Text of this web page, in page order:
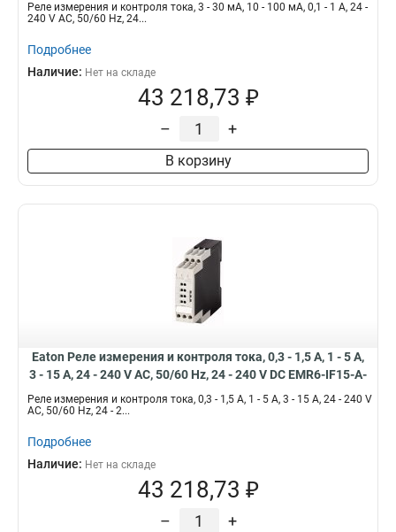
Реле измерения и контроля тока, 3 - 30 мА, 10 - 100 мА, 0,1 - 1 A, 24 -
240 V AC, 50/60 Hz, 24...
Подробнее
Наличие: Нет на складе
43 218,73 ₽
– +
В корзину
Eaton Реле измерения и контроля тока, 0,3 - 1,5 A, 1 - 5 A,
3 - 15 A, 24 - 240 V AC, 50/60 Hz, 24 - 240 V DC EMR6-IF15-A-
1
Реле измерения и контроля тока, 0,3 - 1,5 A, 1 - 5 A, 3 - 15 A, 24 - 240 V
AC, 50/60 Hz, 24 - 2...
Подробнее
Наличие: Нет на складе
43 218,73 ₽
– +